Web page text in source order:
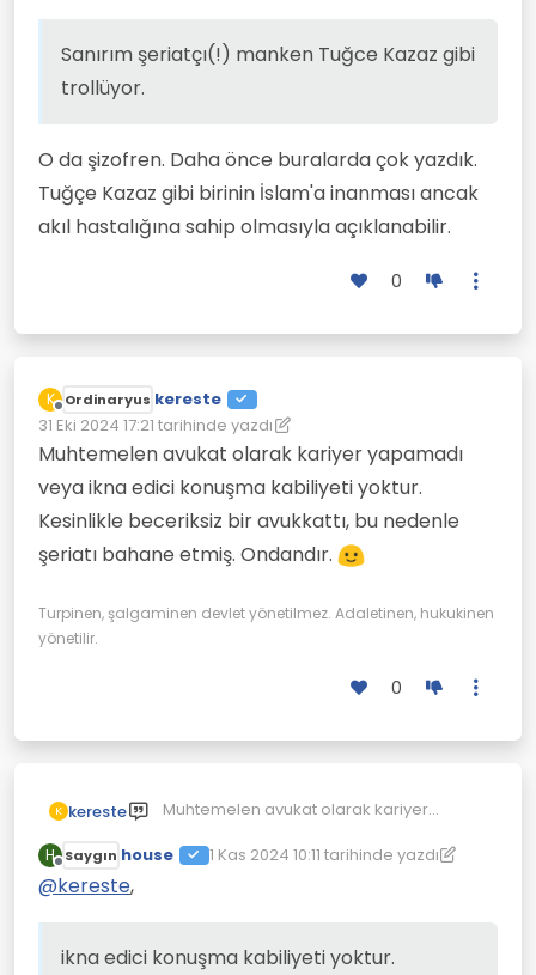
Sanırım şeriatçı(!) manken Tuğce Kazaz gibi
trollüyor.
O da şizofren. Daha önce buralarda çok yazdık.
Tuğçe Kazaz gibi birinin İslam'a inanması ancak
akıl hastalığına sahip olmasıyla açıklanabilir.
0
K
Çevrimdışı
Ordinaryus kereste
31 Eki 2024 17:21 tarihinde yazdı
Son düzenleyen: kereste
Muhtemelen avukat olarak kariyer yapamadı
veya ikna edici konuşma kabiliyeti yoktur.
Kesinlikle beceriksiz bir avukkattı, bu nedenle
şeriatı bahane etmiş. Ondandır.
Turpinen, şalgaminen devlet yönetilmez. Adaletinen, hukukinen
yönetilir.
0
K kereste
Muhtemelen avukat olarak kariyer
kabiliyeti yoktur. Kesinlikle beceriksiz bir
H
Çevrimdışı
Saygın house 1 Kas 2024 10:11 tarihinde yazdı
Son düzenleyen: house 11 Oca 2024 10:19
@kereste,
ikna edici konuşma kabiliyeti yoktur.